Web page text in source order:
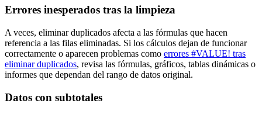
Errores inesperados tras la limpieza
A veces, eliminar duplicados afecta a las fórmulas que hacen
referencia a las filas eliminadas. Si los cálculos dejan de funcionar
correctamente o aparecen problemas como errores #VALUE! tras
eliminar duplicados, revisa las fórmulas, gráficos, tablas dinámicas o
informes que dependan del rango de datos original.
Datos con subtotales